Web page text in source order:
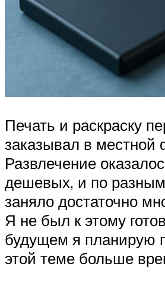
Печать и раскраску
заказывал в местной
Развлечение
дешевых, и по
заняло достаточно
Я не был к этому
будущем я планирую
этой теме больше